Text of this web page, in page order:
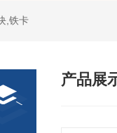
,铁卡
产品展